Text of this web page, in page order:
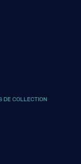
DE COLLECTION